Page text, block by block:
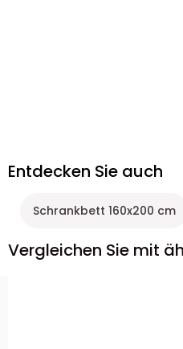
Entdecken Sie auch
Schrankbett 160x200 cm
Vergleichen Sie mit